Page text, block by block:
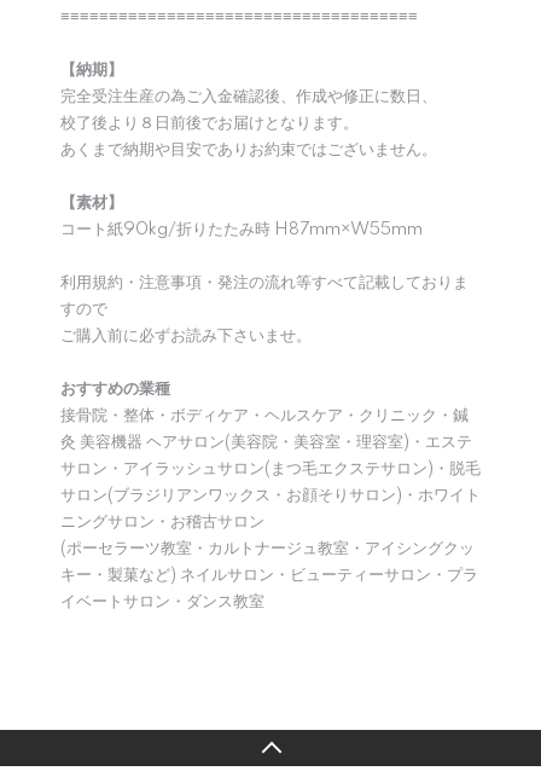
≡≡≡≡≡≡≡≡≡≡≡≡≡≡≡≡≡≡≡≡≡≡≡≡≡≡≡≡≡≡≡≡≡≡≡≡≡
【納期】
完全受注生産の為ご入金確認後、作成や修正に数日、
校了後より８日前後でお届けとなります。
あくまで納期や目安でありお約束ではございません。
【素材】
コート紙90kg/折りたたみ時 H87mm×W55mm
利用規約・注意事項・発注の流れ等すべて記載しておりま
すので
ご購入前に必ずお読み下さいませ。
おすすめの業種
接骨院・整体・ボディケア・ヘルスケア・クリニック・鍼
灸 美容機器 ヘアサロン(美容院・美容室・理容室)・エステ
サロン・アイラッシュサロン(まつ毛エクステサロン)・脱毛
サロン(ブラジリアンワックス・お顔そりサロン)・ホワイト
ニングサロン・お稽古サロン
(ポーセラーツ教室・カルトナージュ教室・アイシングクッ
キー・製菓など) ネイルサロン・ビューティーサロン・プラ
イベートサロン・ダンス教室